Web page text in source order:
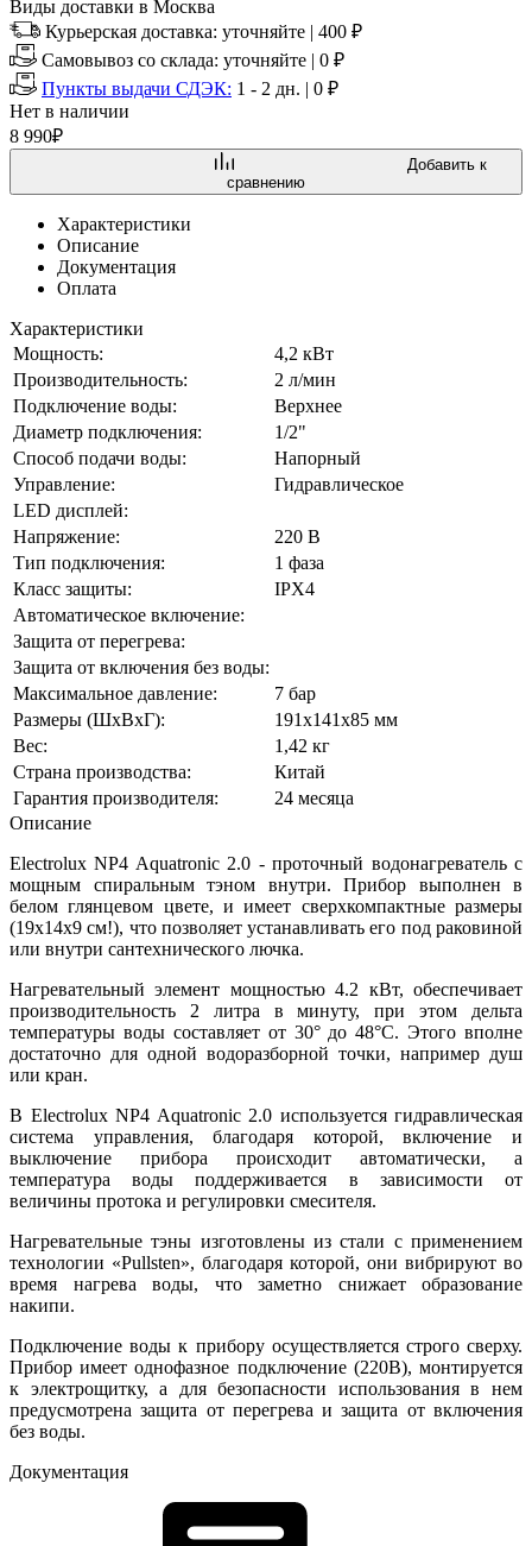
Виды доставки в Москва
Курьерская доставка: уточняйте | 400 ₽
Самовывоз со склада: уточняйте | 0 ₽
Пункты выдачи СДЭК: 1 - 2 дн. | 0 ₽
Нет в наличии
8 990₽
Добавить к
сравнению
Характеристики
Описание
Документация
Оплата
Характеристики
Мощность:
4,2 кВт
Производительность:
2 л/мин
Подключение воды:
Верхнее
Диаметр подключения:
1/2"
Способ подачи воды:
Напорный
Управление:
Гидравлическое
LED дисплей:
Напряжение:
220 В
Тип подключения:
1 фаза
Класс защиты:
IPX4
Автоматическое включение:
Защита от перегрева:
Защита от включения без воды:
Максимальное давление:
7 бар
Размеры (ШхВхГ):
191х141х85 мм
Вес:
1,42 кг
Страна производства:
Китай
Гарантия производителя:
24 месяца
Описание
Electrolux NP4 Aquatronic 2.0 - проточный водонагреватель с
мощным спиральным тэном внутри. Прибор выполнен в
белом глянцевом цвете, и имеет сверхкомпактные размеры
(19х14х9 см!), что позволяет устанавливать его под раковиной
или внутри сантехнического лючка.
Нагревательный элемент мощностью 4.2 кВт, обеспечивает
производительность 2 литра в минуту, при этом дельта
температуры воды составляет от 30° до 48°С. Этого вполне
достаточно для одной водоразборной точки, например душ
или кран.
В Electrolux NP4 Aquatronic 2.0 используется гидравлическая
система управления, благодаря которой, включение и
выключение прибора происходит автоматически, а
температура воды поддерживается в зависимости от
величины протока и регулировки смесителя.
Нагревательные тэны изготовлены из стали с применением
технологии «Pullsten», благодаря которой, они вибрируют во
время нагрева воды, что заметно снижает образование
накипи.
Подключение воды к прибору осуществляется строго сверху.
Прибор имеет однофазное подключение (220В), монтируется
к электрощитку, а для безопасности использования в нем
предусмотрена защита от перегрева и защита от включения
без воды.
Документация